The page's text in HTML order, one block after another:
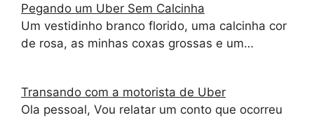
Pegando um Uber Sem Calcinha
Um vestidinho branco florido, uma calcinha cor
de rosa, as minhas coxas grossas e um…
Transando com a motorista de Uber
Ola pessoal, Vou relatar um conto que ocorreu